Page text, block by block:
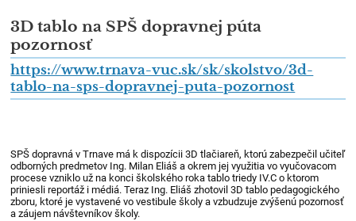
3D tablo na SPŠ dopravnej púta
pozornosť
https://www.trnava-vuc.sk/sk/skolstvo/3d-
tablo-na-sps-dopravnej-puta-pozornost
SPŠ dopravná v Trnave má k dispozícii 3D tlačiareň, ktorú zabezpečil učiteľ
odborných predmetov Ing. Milan Eliáš a okrem jej využitia vo vyučovacom
procese vzniklo už na konci školského roka tablo triedy IV.C o ktorom
priniesli reportáž i médiá. Teraz Ing. Eliáš zhotovil 3D tablo pedagogického
zboru, ktoré je vystavené vo vestibule školy a vzbudzuje zvýšenú pozornosť
a záujem návštevníkov školy.